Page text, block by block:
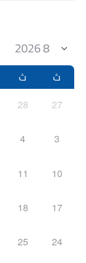
ث ث
27
28
3
4
10
11
17
18
24
25